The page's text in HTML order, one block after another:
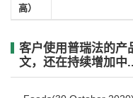
高）
客户使用普瑞法的产
文，还在持续增加中